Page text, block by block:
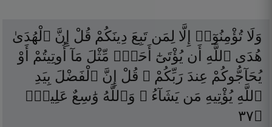
وَلَا تُؤْمِنُوٓا۟ إِلَّا لِمَن تَبِعَ دِينَكُمْ قُلْ إِنَّ ٱلْهُدَىٰ
هُدَى ٱللَّهِ أَن يُؤْتَىٰٓ أَحَدٌۭ مِّثْلَ مَآ أُوتِيتُمْ
أَوْ
يُحَآجُّوكُمْ عِندَ رَبِّكُمْ ۗ قُلْ إِنَّ ٱلْفَضْلَ بِيَدِ
ٱللَّهِ يُؤْتِيهِ مَن يَشَآءُ ۗ وَٱللَّهُ وَٰسِعٌ عَلِيمٌۭ
۝٧٣